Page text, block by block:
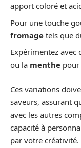
apport coloré et
Pour une touche
fromage tels que
Expérimentez avec
ou la menthe pour
Ces variations
saveurs, assurant
avec les autres
capacité à
par votre créativité.